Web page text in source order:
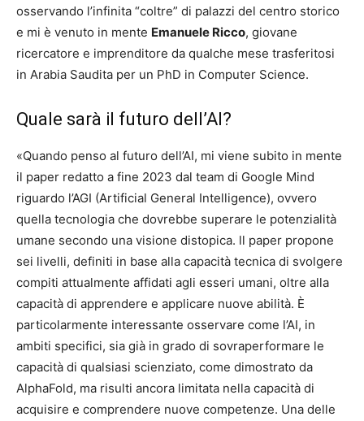
osservando l’infinita “coltre” di palazzi del centro storico
e mi è venuto in mente Emanuele Ricco, giovane
ricercatore e imprenditore da qualche mese trasferitosi
in Arabia Saudita per un PhD in Computer Science.
Quale sarà il futuro dell’AI?
«Quando penso al futuro dell’AI, mi viene subito in mente
il paper redatto a fine 2023 dal team di Google Mind
riguardo l’AGI (Artificial General Intelligence), ovvero
quella tecnologia che dovrebbe superare le potenzialità
umane secondo una visione distopica. ll paper propone
sei livelli, definiti in base alla capacità tecnica di svolgere
compiti attualmente affidati agli esseri umani, oltre alla
capacità di apprendere e applicare nuove abilità. È
particolarmente interessante osservare come l’AI, in
ambiti specifici, sia già in grado di sovraperformare le
capacità di qualsiasi scienziato, come dimostrato da
AlphaFold, ma risulti ancora limitata nella capacità di
acquisire e comprendere nuove competenze. Una delle